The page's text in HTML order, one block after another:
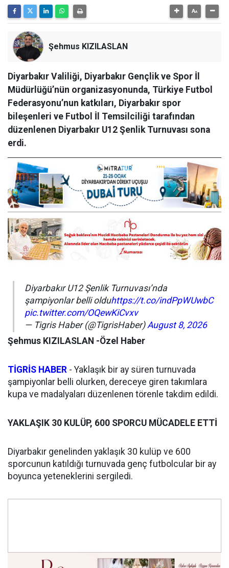
Şehmus KIZILASLAN
Diyarbakır Valiliği, Diyarbakır Gençlik ve Spor İl
Müdürlüğü’nün organizasyonunda, Türkiye Futbol
Federasyonu’nun katkıları, Diyarbakır spor
bileşenleri ve Futbol İl Temsilciliği tarafından
düzenlenen Diyarbakır U12 Şenlik Turnuvası sona
erdi.
Diyarbakır U12 Şenlik Turnuvası’nda
şampiyonlar belli olduhttps://t.co/indPpWUwbC
pic.twitter.com/OQewKiCvxv
— Tigris Haber (@TigrisHaber)August 8, 2026
Şehmus KIZILASLAN -Özel Haber
TİGRİS HABER - Yaklaşık bir ay süren turnuvada
şampiyonlar belli olurken, dereceye giren takımlara
kupa ve madalyaları düzenlenen törenle takdim edildi.
YAKLAŞIK 30 KULÜP, 600 SPORCU MÜCADELE ETTİ
Diyarbakır genelinden yaklaşık 30 kulüp ve 600
sporcunun katıldığı turnuvada genç futbolcular bir ay
boyunca yeteneklerini sergiledi.